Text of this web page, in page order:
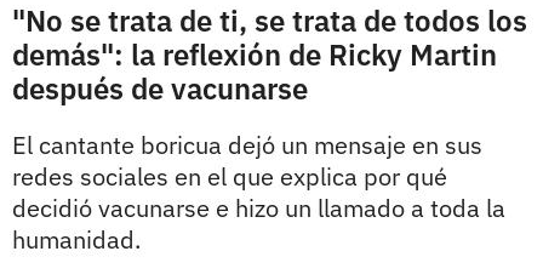
"No se trata de ti, se trata de todos los
demás": la reflexión de Ricky Martin
después de vacunarse
El cantante boricua dejó un mensaje en sus
redes sociales en el que explica por qué
decidió vacunarse e hizo un llamado a toda la
humanidad.